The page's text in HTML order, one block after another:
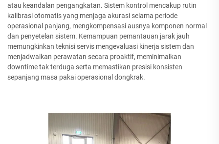
atau keandalan pengangkatan. Sistem kontrol mencakup rutin
kalibrasi otomatis yang menjaga akurasi selama periode
operasional panjang, mengkompensasi ausnya komponen normal
dan penyetelan sistem. Kemampuan pemantauan jarak jauh
memungkinkan teknisi servis mengevaluasi kinerja sistem dan
menjadwalkan perawatan secara proaktif, meminimalkan
downtime tak terduga serta memastikan presisi konsisten
sepanjang masa pakai operasional dongkrak.